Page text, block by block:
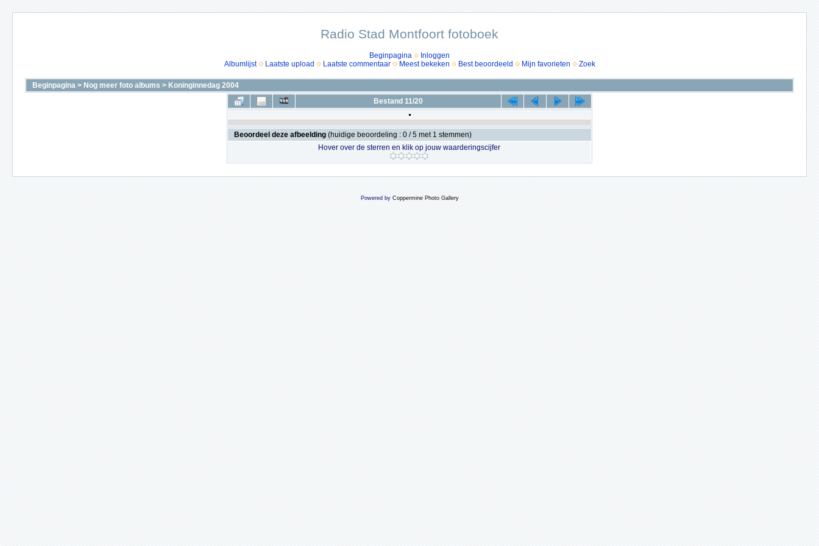
Radio Stad Montfoort fotoboek
Beginpagina
Inloggen
Albumlijst
Laatste upload Laatste commentaar Meest bekeken Best beoordeeld Mijn favorieten Zoek
Beginpagina > Nog meer foto albums > Koninginnedag 2004
Bestand 11/20
Beoordeel deze afbeelding (huidige beoordeling : 0 / 5 met 1 stemmen)
Hover over de sterren en klik op jouw waarderingscijfer
Powered by Coppermine Photo Gallery